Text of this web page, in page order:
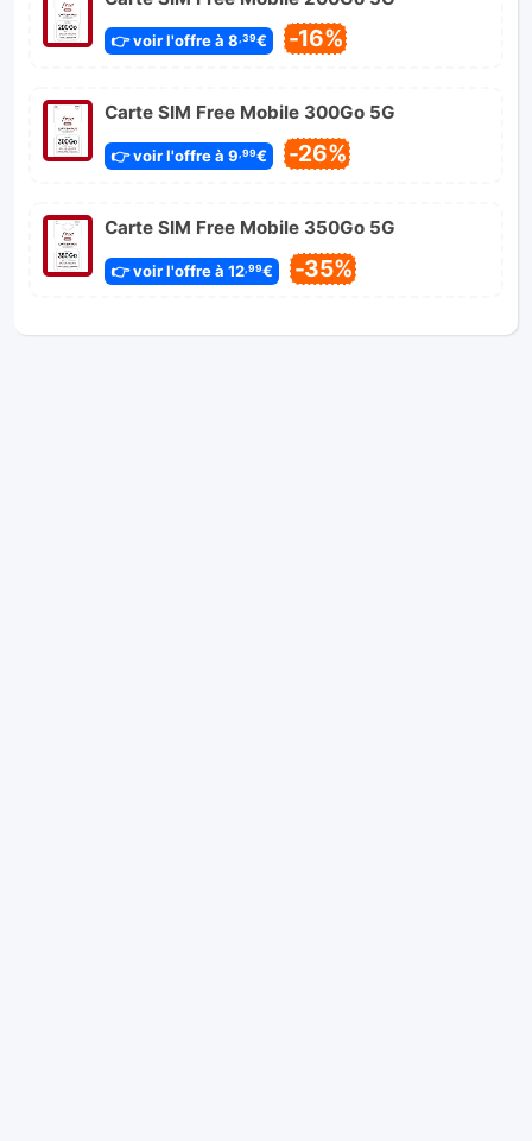
👉 voir l'offre à 8 ,39€ -16%
Carte SIM Free Mobile 300Go 5G
👉 voir l'offre à 9 ,99€ -26%
Carte SIM Free Mobile 350Go 5G
👉 voir l'offre à 12,99€ -35%